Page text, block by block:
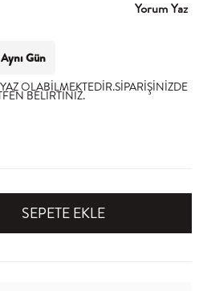
Yorum Yaz
Aynı Gün
OLABİLMEKTEDİR.SİPARİŞİNİZDE
BELİRTİNİZ.